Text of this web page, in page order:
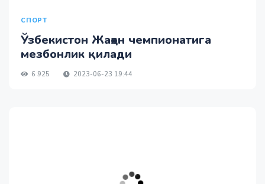
СПОРТ
Ўзбекистон Жаҳон чемпионатига
мезбонлик қилади
6 925 2023-06-23 19:44